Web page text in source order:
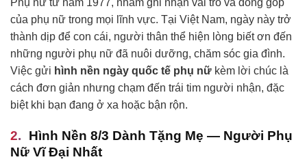
Phụ nữ từ năm 1977, nhằm ghi nhận vai trò và đóng góp
của phụ nữ trong mọi lĩnh vực. Tại Việt Nam, ngày này trở
thành dịp để con cái, người thân thể hiện lòng biết ơn đến
những người phụ nữ đã nuôi dưỡng, chăm sóc gia đình.
Việc gửi hình nền ngày quốc tế phụ nữ kèm lời chúc là
cách đơn giản nhưng chạm đến trái tim người nhận, đặc
biệt khi bạn đang ở xa hoặc bận rộn.
Hình Nền 8/3 Dành Tặng Mẹ — Người Phụ
Nữ Vĩ Đại Nhất